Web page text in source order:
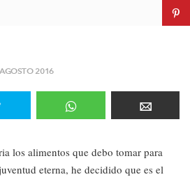
2016
los alimentos que debo tomar para
eterna, he decidido que es el